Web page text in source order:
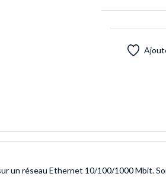
un réseau Ethernet 10/100/1000 Mbit.